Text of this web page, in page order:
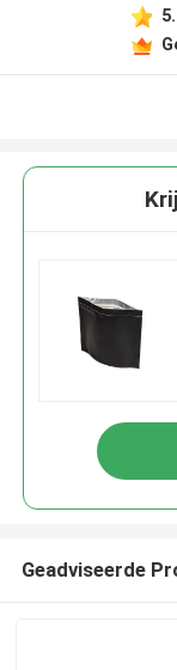
Geadviseerde